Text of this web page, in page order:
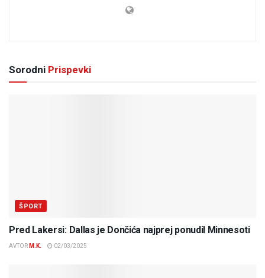
Sorodni Prispevki
ŠPORT
Pred Lakersi: Dallas je Dončića najprej ponudil Minnesoti
AVTOR M.K. 02/03/2025